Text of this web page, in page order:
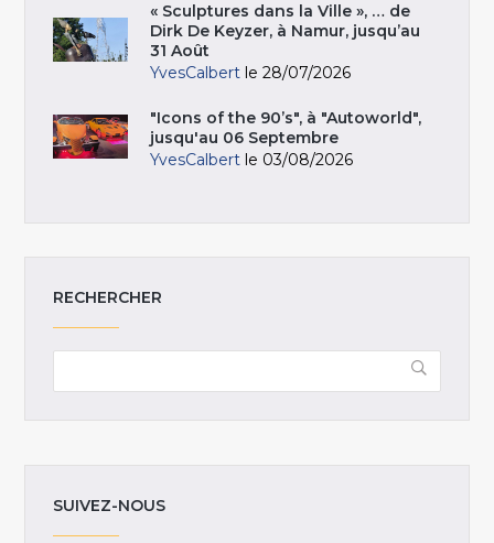
« Sculptures dans la Ville », … de
Dirk De Keyzer, à Namur, jusqu’au
31 Août
YvesCalbert le 28/07/2026
"Icons of the 90’s", à "Autoworld",
jusqu'au 06 Septembre
YvesCalbert le 03/08/2026
RECHERCHER
SUIVEZ-NOUS